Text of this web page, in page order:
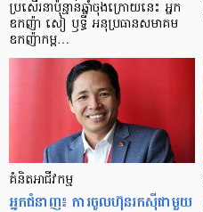
ប្រសើរនាប៉ុន្មានឆ្នាំចុងក្រោយនេះ អ្នក
ឧកញ៉ា សៀ ឫទ្ធី អនុប្រធានសមាគម
ឧកញ៉ាកម្ព…
គំនិត​អាជីវកម្ម
អ្នក​ជំនាញ៖ ការ​ចូល​ហ៊ុន​រកស៊ី​​ជាមួយ​